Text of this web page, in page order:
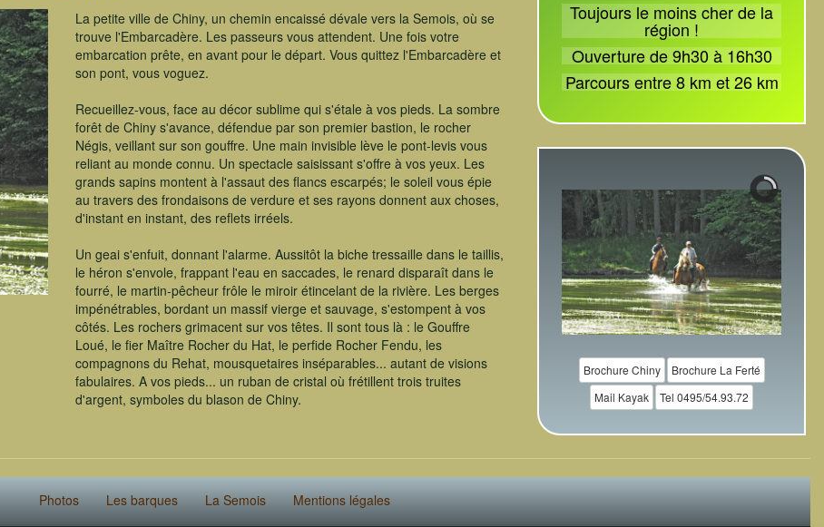
La petite ville de Chiny, un chemin encaissé dévale vers la Semois, où se
trouve l'Embarcadère. Les passeurs vous attendent. Une fois votre
embarcation prête, en avant pour le départ. Vous quittez l'Embarcadère et
son pont, vous voguez.
Recueillez-vous, face au décor sublime qui s'étale à vos pieds. La sombre
forêt de Chiny s'avance, défendue par son premier bastion, le rocher
Négis, veillant sur son gouffre. Une main invisible lève le pont-levis vous
reliant au monde connu. Un spectacle saisissant s'offre à vos yeux. Les
grands sapins montent à l'assaut des flancs escarpés; le soleil vous épie
au travers des frondaisons de verdure et ses rayons donnent aux choses,
d'instant en instant, des reflets irréels.
Un geai s'enfuit, donnant l'alarme. Aussitôt la biche tressaille dans le taillis,
le héron s'envole, frappant l'eau en saccades, le renard disparaît dans le
fourré, le martin-pêcheur frôle le miroir étincelant de la rivière. Les berges
impénétrables, bordant un massif vierge et sauvage, s'estompent à vos
côtés. Les rochers grimacent sur vos têtes. Il sont tous là : le Gouffre
Loué, le fier Maître Rocher du Hat, le perfide Rocher Fendu, les
compagnons du Rehat, mousquetaires inséparables... autant de visions
fabulaires. A vos pieds... un ruban de cristal où frétillent trois truites
d'argent, symboles du blason de Chiny.
Toujours le moins cher de la
région !
Ouverture de 9h30 à 16h30
Parcours entre 8 km et 26 km
Brochure Chiny
Brochure La Ferté
Mail Kayak
Tel 0495/54.93.72
Photos Les barques La Semois Mentions légales